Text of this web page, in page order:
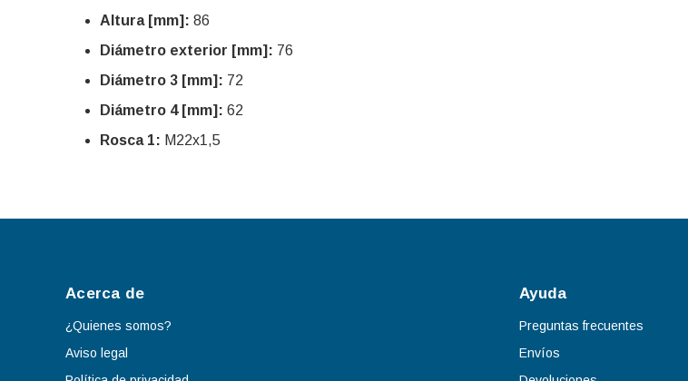
Altura [mm]: 86
Diámetro exterior [mm]: 76
Diámetro 3 [mm]: 72
Diámetro 4 [mm]: 62
Rosca 1: M22x1,5
Acerca de
¿Quienes somos?
Aviso legal
Ayuda
Preguntas frecuentes
Envíos